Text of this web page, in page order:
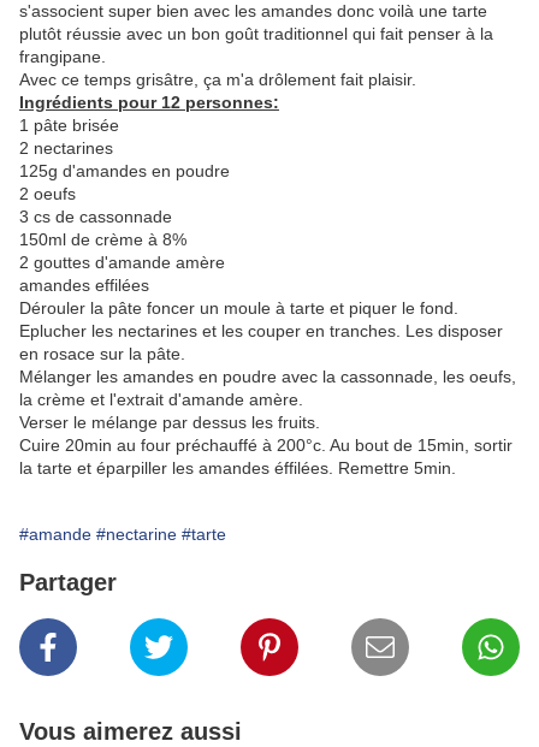
s'associent super bien avec les amandes donc voilà une tarte
plutôt réussie avec un bon goût traditionnel qui fait penser à la
frangipane.
Avec ce temps grisâtre, ça m'a drôlement fait plaisir.
Ingrédients pour 12 personnes:
1 pâte brisée
2 nectarines
125g d'amandes en poudre
2 oeufs
3 cs de cassonnade
150ml de crème à 8%
2 gouttes d'amande amère
amandes effilées
Dérouler la pâte foncer un moule à tarte et piquer le fond.
Eplucher les nectarines et les couper en tranches. Les disposer
en rosace sur la pâte.
Mélanger les amandes en poudre avec la cassonnade, les oeufs,
la crème et l'extrait d'amande amère.
Verser le mélange par dessus les fruits.
Cuire 20min au four préchauffé à 200°c. Au bout de 15min, sortir
la tarte et éparpiller les amandes éffilées. Remettre 5min.
#amande #nectarine #tarte
Partager
Vous aimerez aussi